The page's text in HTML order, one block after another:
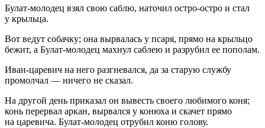
Булат-молодец взял свою саблю, наточил остро-остро и стал
у крыльца.
Вот ведут собачку; она вырвалась у псаря, прямо на крыльцо
бежит, а Булат-молодец махнул саблею и разрубил ее пополам.
Иван-царевич на него разгневался, да за старую службу
промолчал — ничего не сказал.
На другой день приказал он вывесть своего любимого коня;
конь перервал аркан, вырвался у конюха и скачет прямо
на царевича. Булат-молодец отрубил коню голову.